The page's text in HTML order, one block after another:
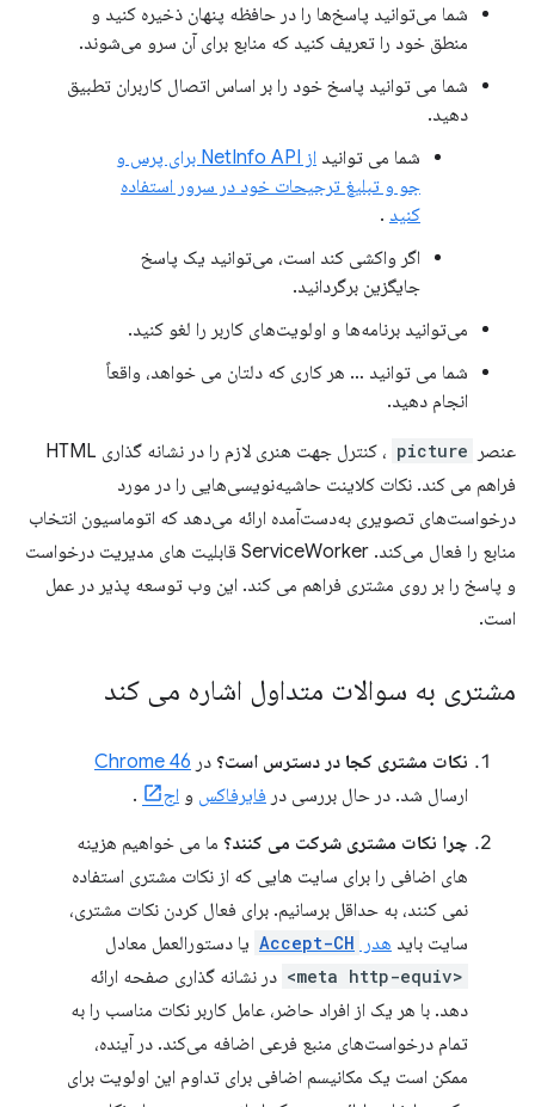
شما می‌توانید پاسخ‌ها را در حافظه پنهان ذخیره کنید و
منطق خود را تعریف کنید که منابع برای آن سرو می‌شوند.
شما می توانید پاسخ خود را بر اساس اتصال کاربران تطبیق
دهید.
شما می توانید
از NetInfo API برای پرس و
جو و تبلیغ ترجیحات خود در سرور استفاده
کنید .
اگر واکشی کند است، می‌توانید یک پاسخ
جایگزین برگردانید.
می‌توانید برنامه‌ها و اولویت‌های کاربر را لغو کنید.
شما می توانید … هر کاری که دلتان می خواهد، واقعاً
انجام دهید.
عنصر picture
، کنترل جهت هنری لازم را در نشانه گذاری HTML
فراهم می کند. نکات کلاینت حاشیه‌نویسی‌هایی را در مورد
درخواست‌های تصویری به‌دست‌آمده ارائه می‌دهد که اتوماسیون انتخاب
منابع را فعال می‌کند. ServiceWorker قابلیت های مدیریت درخواست
و پاسخ را بر روی مشتری فراهم می کند. این وب توسعه پذیر در عمل
است.
مشتری به سوالات متداول اشاره می کند
نکات مشتری کجا در دسترس است؟ در Chrome 46
ارسال شد. در حال بررسی در فایرفاکس و اج
.
چرا نکات مشتری شرکت می کنند؟ ما می خواهیم هزینه
های اضافی را برای سایت هایی که از نکات مشتری استفاده
نمی کنند، به حداقل برسانیم. برای فعال کردن نکات مشتری،
سایت باید هدر Accept-CH یا دستورالعمل معادل
<meta http-equiv>
در نشانه گذاری صفحه ارائه
دهد. با هر یک از افراد حاضر، عامل کاربر نکات مناسب را به
تمام درخواست‌های منبع فرعی اضافه می‌کند. در آینده،
ممکن است یک مکانیسم اضافی برای تداوم این اولویت برای